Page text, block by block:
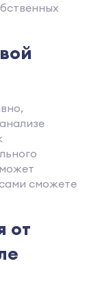
сможете
от